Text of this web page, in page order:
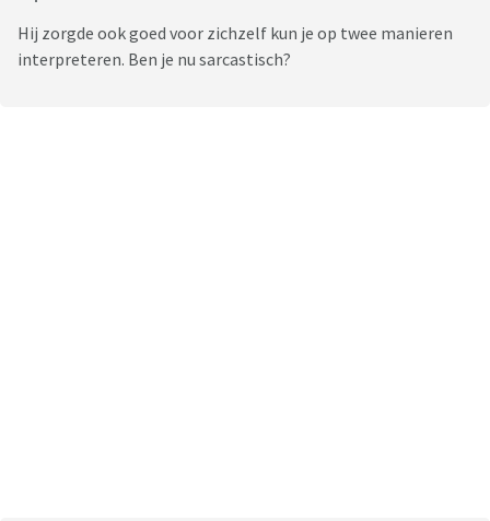
Hij zorgde ook goed voor zichzelf kun je op twee manieren
interpreteren. Ben je nu sarcastisch?